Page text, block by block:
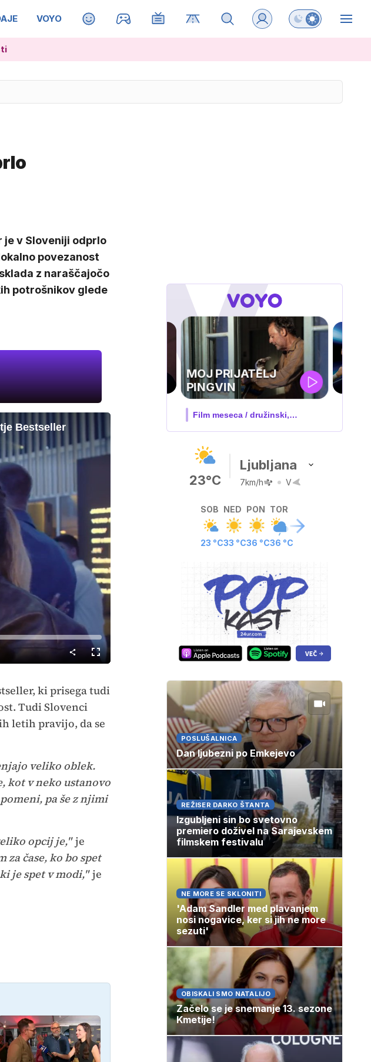
VOYO MAGAZIN Preklopi barvni
je v Sloveniji odprlo
povezanost
z naraščajočo
potrošnikov glede
Bestseller
Celozaslonski
način
ki prisega tudi
Tudi Slovenci
letih pravijo, da se
veliko oblek.
kot v neko ustanovo
pa še z njimi
opcij je,"je
za čase, ko bo spet
je spet v modi,"je
UEFA
SUPERPOKAL
V živo na VOYO: sreda ob 20.30
23°C
Ljubljana
7km/h V
SOB
23 °C
NED
33 °C
PON
36 °C
TOR
36 °C
POSLUŠALNICA
Dan ljubezni po Emkejevo
REŽISER DARKO ŠTANTA
Izgubljeni sin bo svetovno
premiero doživel na Sarajevskem
filmskem festivalu
NE MORE SE SKLONITI
'Adam Sandler med plavanjem
nosi nogavice, ker si jih ne more
sezuti'
OBISKALI SMO NATALIJO
Začelo se je snemanje 13. sezone
Kmetije!